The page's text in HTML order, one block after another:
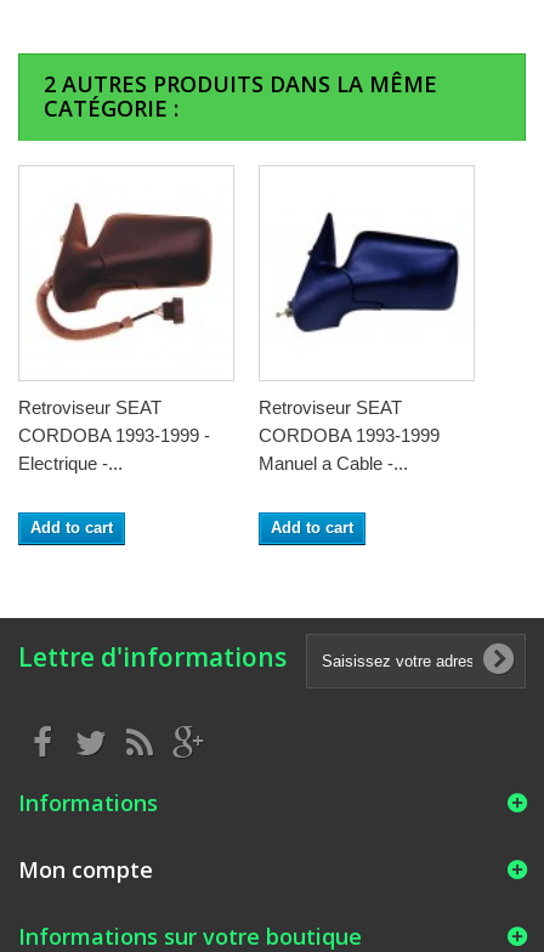
2 AUTRES PRODUITS DANS LA MÊME
CATÉGORIE :
Retroviseur SEAT
CORDOBA 1993-1999 -
Electrique -...
Add to cart
Retroviseur SEAT
CORDOBA 1993-1999
Manuel a Cable -...
Add to cart
Lettre d'informations
Informations
Mon compte
Informations sur votre boutique